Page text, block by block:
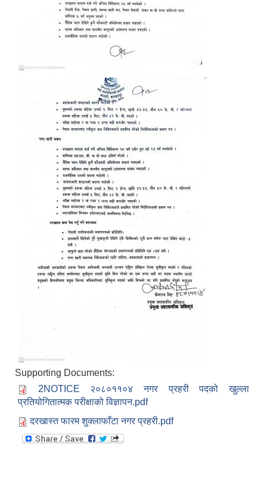
Supporting Documents:
2NOTICE २०८०११०४ नगर प्रहरी पदको खुल्ला
प्रतियोगितात्मक परीक्षाको विज्ञापन.pdf
दरखास्त फारम शुक्लाफाँटा नगर प्रहरी.pdf